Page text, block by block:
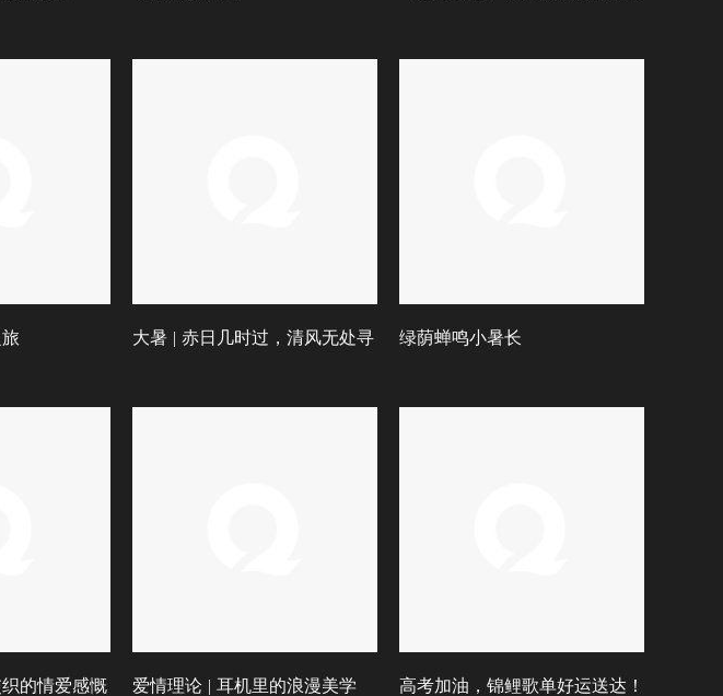
大暑 | 赤日几时过，清风无处寻 绿荫蝉鸣小暑长
的情爱感慨 爱情理论 | 耳机里的浪漫美学 高考加油，锦鲤歌单好运送达！